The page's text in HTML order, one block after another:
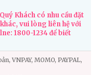
Khách có nhu cầu đặt
vui lòng liên hệ với
1800-1234 để biết
VNPAY, MOMO, PAYPAL,